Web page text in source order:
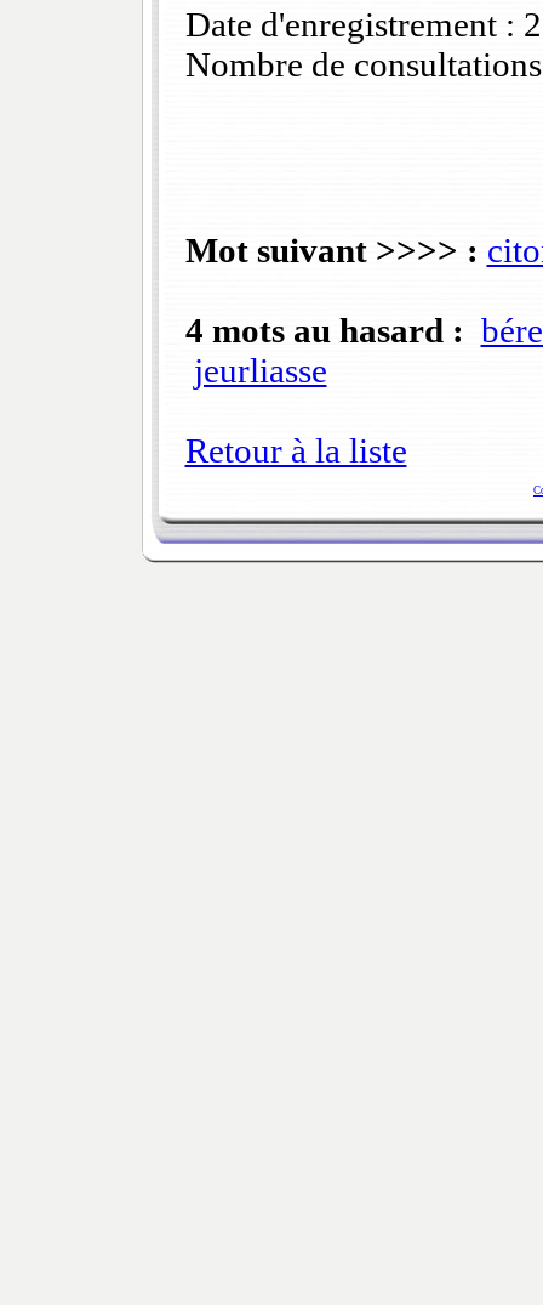
Date d'enregistrement :
Nombre de
Mot suivant >>>> :
4 mots au hasard :
jeurliasse
Retour à la liste